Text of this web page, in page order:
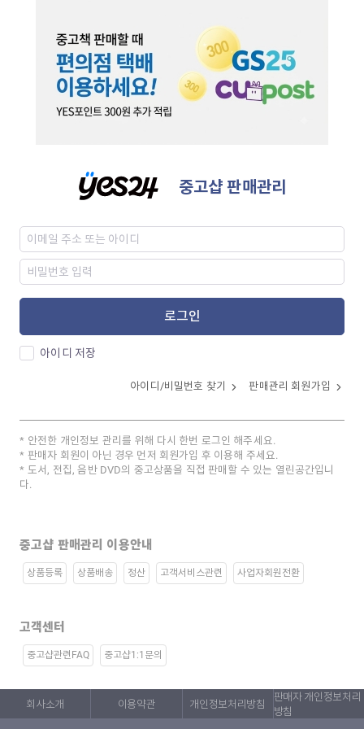
중고샵 판매관리
로그인
아이디 저장
아이디/비밀번호 찾기 판매관리 회원가입
안전한 개인정보 관리를 위해 다시 한번 로그인 해주세요.
판매자 회원이 아닌 경우 먼저 회원가입 후 이용해 주세요.
도서, 전집, 음반 DVD의 중고상품을 직접 판매할 수 있는 열린공간입니
다.
중고샵 판매관리 이용안내
상품등록 상품배송 정산 고객서비스관련 사업자회원전환
고객센터
중고샵관련FAQ 중고샵1:1문의
회사소개 이용약관 개인정보처리방침
판매자 개인정보처리
방침